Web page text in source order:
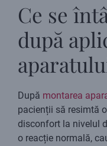
Ce se
după
După montarea
pacienții să resimtă
disconfort la nivelul
o reacție normală,